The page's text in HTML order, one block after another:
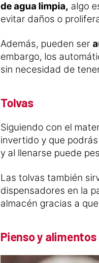
de agua limpia, algo
evitar daños o
Además, pueden ser
embargo, los
sin necesidad de
Tolvas
Siguiendo con el
invertido y que
y al llenarse puede
Las tolvas también
dispensadores en la
almacén gracias a
Pienso y alimentos